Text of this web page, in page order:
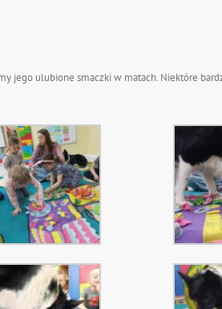
jego ulubione smaczki w matach. Niektóre